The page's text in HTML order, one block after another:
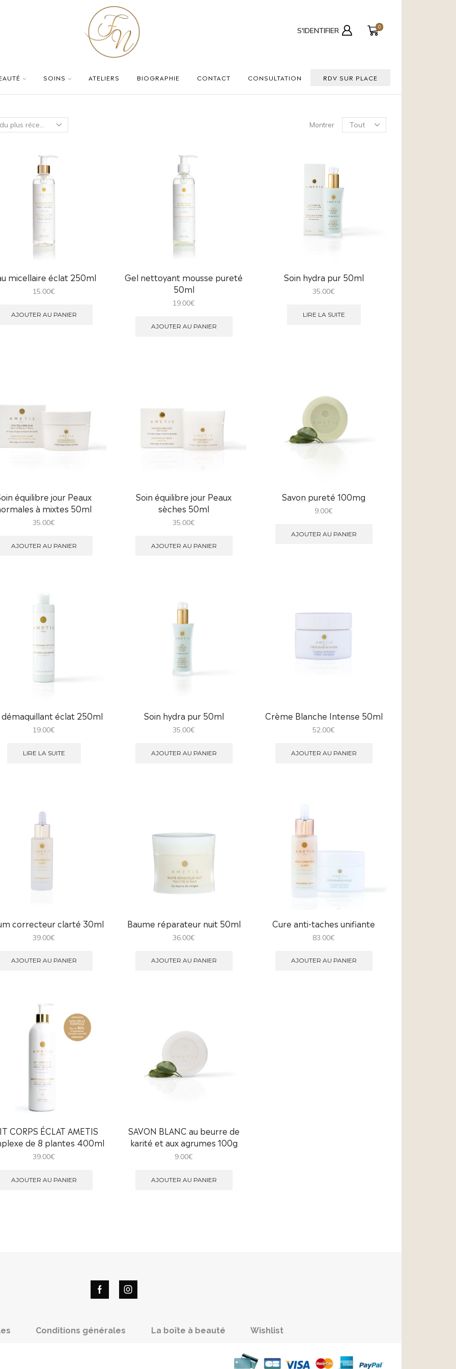
S'IDENTIFIER 0
SOINS ATELIERS BIOGRAPHIE CONTACT CONSULTATION RDV SUR PLACE
Montrer
micellaire éclat 250ml
15.00€
AJOUTER AU PANIER
Gel nettoyant mousse pureté
50ml
19.00€
AJOUTER AU PANIER
Soin hydra pur 50ml
35.00€
LIRE LA SUITE
équilibre jour Peaux
à mixtes 50ml
35.00€
AJOUTER AU PANIER
Soin équilibre jour Peaux
sèches 50ml
35.00€
AJOUTER AU PANIER
Savon pureté 100mg
9.00€
AJOUTER AU PANIER
éclat 250ml
19.00€
LIRE LA SUITE
Soin hydra pur 50ml
35.00€
AJOUTER AU PANIER
Crème Blanche Intense 50ml
52.00€
AJOUTER AU PANIER
correcteur clarté 30ml
39.00€
AJOUTER AU PANIER
Baume réparateur nuit 50ml
36.00€
AJOUTER AU PANIER
Cure anti-taches unifiante
83.00€
AJOUTER AU PANIER
CORPS ÉCLAT AMETIS
de 8 plantes 400ml
39.00€
AJOUTER AU PANIER
SAVON BLANC au beurre de
karité et aux agrumes 100g
9.00€
AJOUTER AU PANIER
Conditions générales La boîte à beauté Wishlist